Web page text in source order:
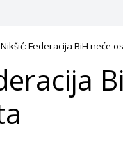
Nikšić: Federacija BiH neće